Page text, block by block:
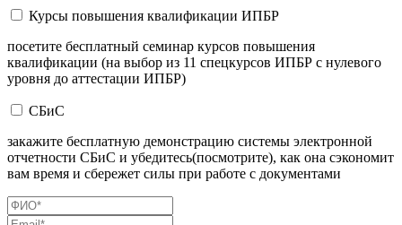
Курсы повышения квалификации ИПБР
посетите бесплатный семинар курсов повышения
квалификации (на выбор из 11 спецкурсов ИПБР с нулевого
уровня до аттестации ИПБР)
СБиС
закажите бесплатную демонстрацию системы электронной
отчетности СБиС и убедитесь(посмотрите), как она сэкономит
вам время и сбережет силы при работе с документами